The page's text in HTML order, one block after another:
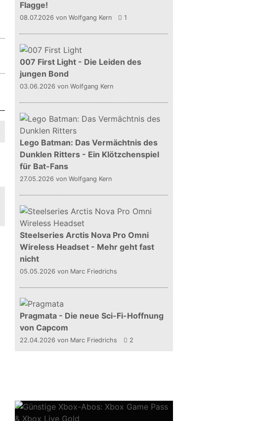
Flagge!
08.07.2026 von Wolfgang Kern 1
007 First Light - Die Leiden des
jungen Bond
03.06.2026 von Wolfgang Kern
Lego Batman: Das Vermächtnis des
Dunklen Ritters - Ein Klötzchenspiel
für Bat-Fans
27.05.2026 von Wolfgang Kern
Steelseries Arctis Nova Pro Omni
Wireless Headset - Mehr geht fast
nicht
05.05.2026 von Marc Friedrichs
Pragmata - Die neue Sci-Fi-Hoffnung
von Capcom
22.04.2026 von Marc Friedrichs 2